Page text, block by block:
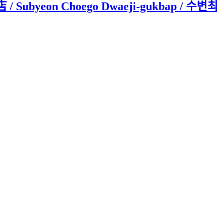
Subyeon Choego Dwaeji-gukbap / 수변